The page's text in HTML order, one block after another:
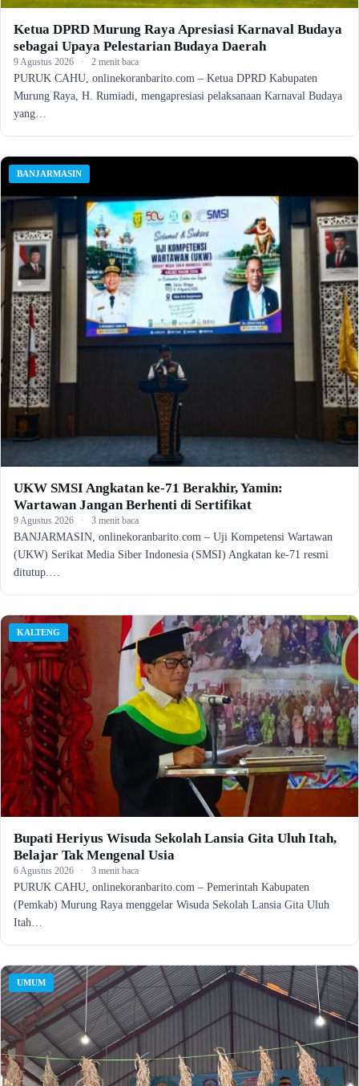
Ketua DPRD Murung Raya Apresiasi Karnaval Budaya
sebagai Upaya Pelestarian Budaya Daerah
9 Agustus 2026 · 2 menit baca
PURUK CAHU, onlinekoranbarito.com – Ketua DPRD Kabupaten
Murung Raya, H. Rumiadi, mengapresiasi pelaksanaan Karnaval Budaya
yang…
BANJARMASIN
UKW SMSI Angkatan ke-71 Berakhir, Yamin:
Wartawan Jangan Berhenti di Sertifikat
9 Agustus 2026 · 3 menit baca
BANJARMASIN, onlinekoranbarito.com – Uji Kompetensi Wartawan
(UKW) Serikat Media Siber Indonesia (SMSI) Angkatan ke-71 resmi
ditutup.…
KALTENG
Bupati Heriyus Wisuda Sekolah Lansia Gita Uluh Itah,
Belajar Tak Mengenal Usia
6 Agustus 2026 · 3 menit baca
PURUK CAHU, onlinekoranbarito.com – Pemerintah Kabupaten
(Pemkab) Murung Raya menggelar Wisuda Sekolah Lansia Gita Uluh
Itah…
UMUM